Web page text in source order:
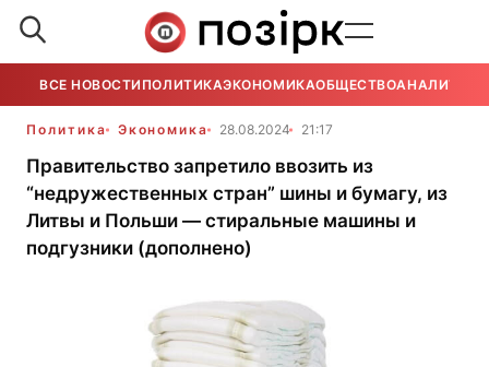
ВСЕ НОВОСТИ ПОЛИТИКАЭКОНОМИКАОБЩЕСТВОАНАЛИТИКА
Политика Экономика 28.08.2024 21:17
Правительство запретило ввозить из
“недружественных стран” шины и бумагу, из
Литвы и Польши — стиральные машины и
подгузники (дополнено)